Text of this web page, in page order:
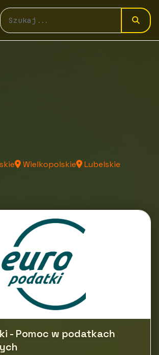
Wielkopolskie
Lubelskie
- Pomoc w podatkach